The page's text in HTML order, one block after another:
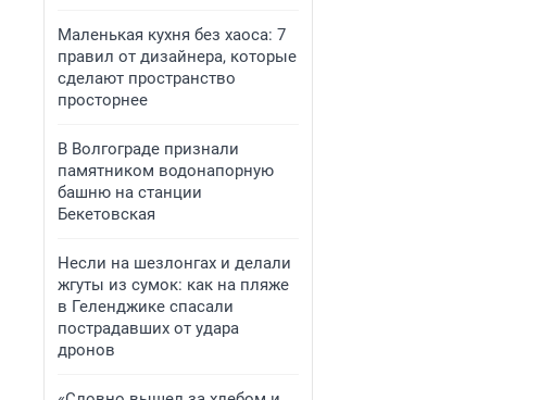
Маленькая кухня без хаоса: 7
правил от дизайнера, которые
сделают пространство
просторнее
В Волгограде признали
памятником водонапорную
башню на станции
Бекетовская
Несли на шезлонгах и делали
жгуты из сумок: как на пляже
в Геленджике спасали
пострадавших от удара
дронов